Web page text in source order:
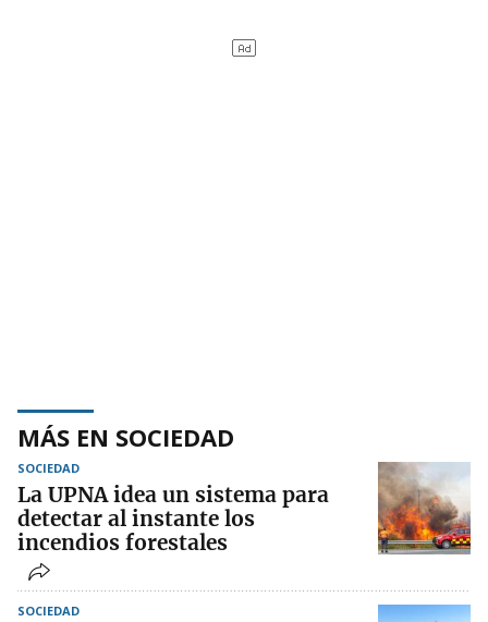
MÁS EN SOCIEDAD
SOCIEDAD
La UPNA idea un sistema para
detectar al instante los
incendios forestales
SOCIEDAD